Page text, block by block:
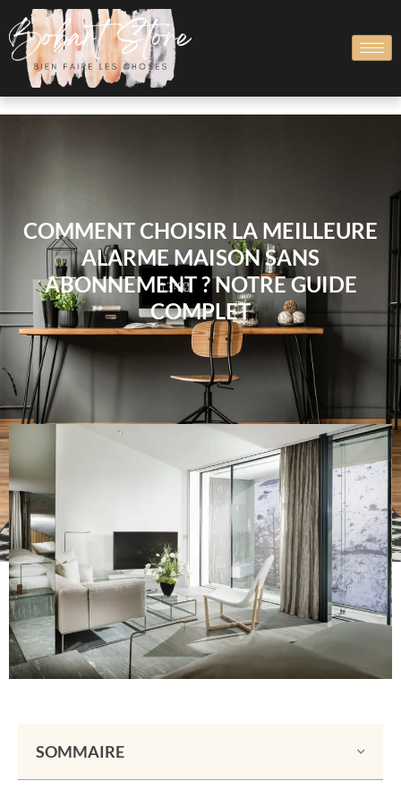
COMMENT CHOISIR LA MEILLEURE
ALARME MAISON SANS
ABONNEMENT ? NOTRE GUIDE
COMPLET
SOMMAIRE